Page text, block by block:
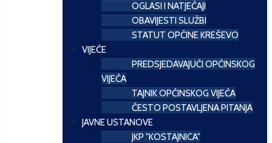
OGLASI I NATJEČAJI
OBAVIJESTI SLUŽBI
STATUT OPĆINE KREŠEVO
VIJEĆE
PREDSJEDAVAJUĆI OPĆINSKOG
VIJEĆA
TAJNIK OPĆINSKOG VIJEĆA
ČESTO POSTAVLJENA PITANJA
JAVNE USTANOVE
JKP "KOSTAJNICA"